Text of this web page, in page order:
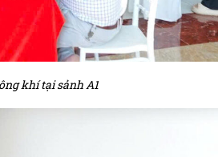
khí tại sảnh A1